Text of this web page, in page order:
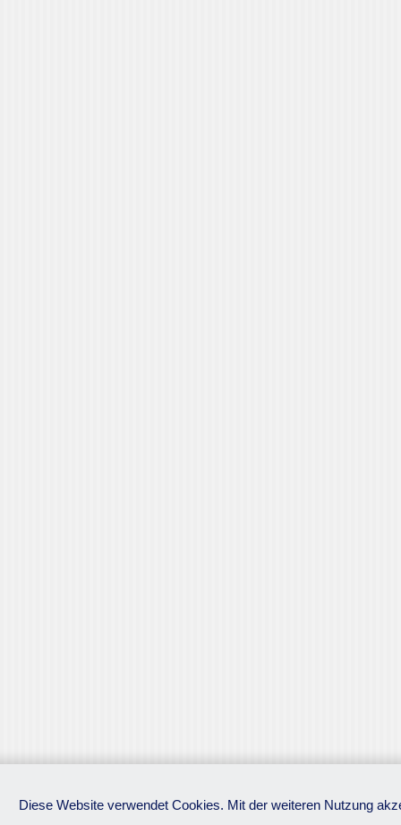
Diese Website verwendet Cookies. Mit der weiteren Nutzung